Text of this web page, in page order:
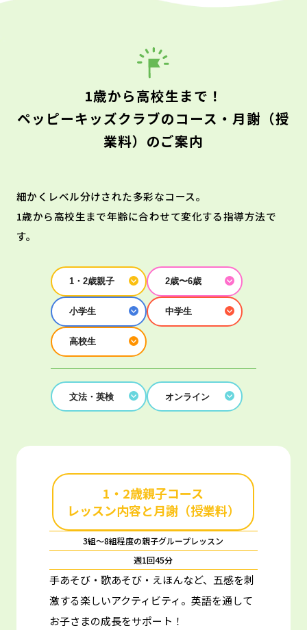
1歳から高校生まで！
ペッピーキッズクラブのコース・月謝（授
業料）のご案内
細かくレベル分けされた多彩なコース。
1歳から高校生まで年齢に合わせて変化する指導方法で
す。
1・2歳親子 2歳〜6歳
小学生 中学生
高校生
文法・英検 オンライン
1・2歳親子コース
レッスン内容と月謝（授業料）
3組～8組程度の親子グループレッスン
週1回45分
手あそび・歌あそび・えほんなど、五感を刺
激する楽しいアクティビティ。 英語を通して
お子さまの成長をサポート！